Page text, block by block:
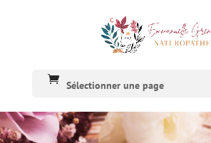
Sélectionner une page